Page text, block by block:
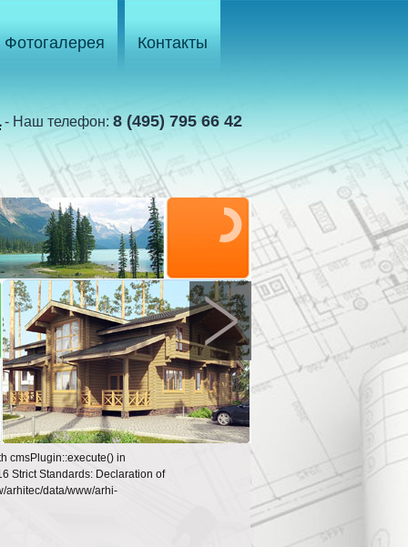
Фотогалерея Контакты
- Наш телефон: 8 (495) 795 66 42
cmsPlugin::execute() in
Strict Standards: Declaration of
arhitec/data/www/arhi-